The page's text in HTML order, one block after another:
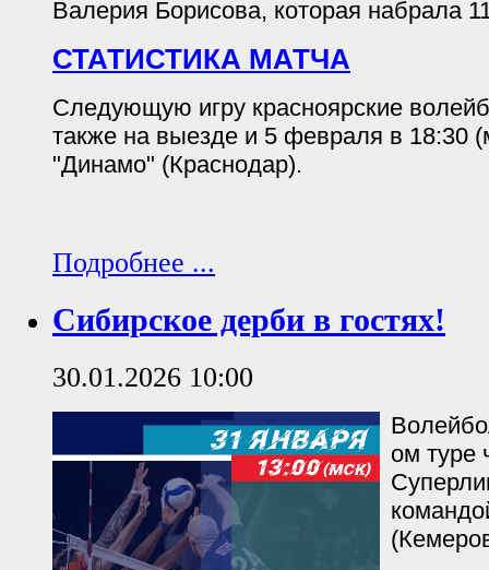
Валерия Борисова, которая набрала
СТАТИСТИКА МАТЧА
Следующую игру красноярские
также на выезде и 5 февраля в 18:30
"Динамо" (Краснодар).
Подробнее ...
Сибирское дерби в гостях!
30.01.2026 10:00
ом туре